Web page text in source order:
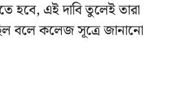
হবে, এই দাবি তুলেই তারা
বলে কলেজ সূত্রে জানানো